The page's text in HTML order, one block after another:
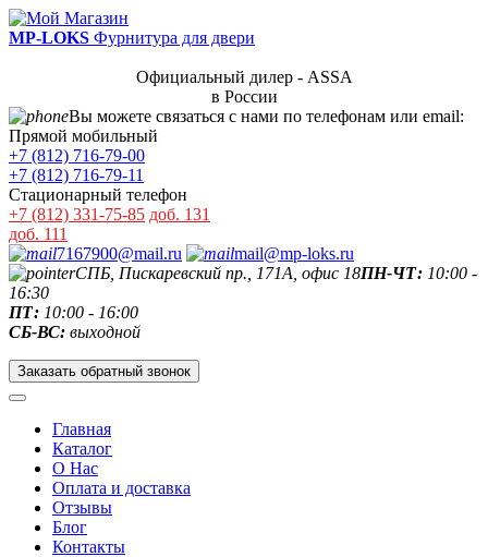
MP-LOKS Фурнитура для двери
Официальный дилер - ASSA
в России
Вы можете связаться с нами по телефонам или email:
Прямой мобильный
+7 (812) 716-79-00
+7 (812) 716-79-11
Стационарный телефон
+7 (812) 331-75-85 доб. 131
доб. 111
7167900@mail.ru
mail@mp-loks.ru
СПБ, Пискаревский пр., 171А, офис 18ПН-ЧТ: 10:00 -
16:30
ПТ: 10:00 - 16:00
СБ-ВС: выходной
Заказать обратный звонок
Главная
Каталог
О Нас
Оплата и доставка
Отзывы
Блог
Контакты